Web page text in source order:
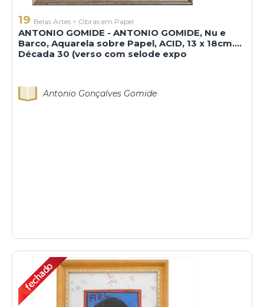
19 Belas Artes > Obras em Papel
ANTONIO GOMIDE - ANTONIO GOMIDE, Nu e
Barco, Aquarela sobre Papel, ACID, 13 x 18cm.
Década 30 (verso com selode expo
Antonio Gonçalves Gomide